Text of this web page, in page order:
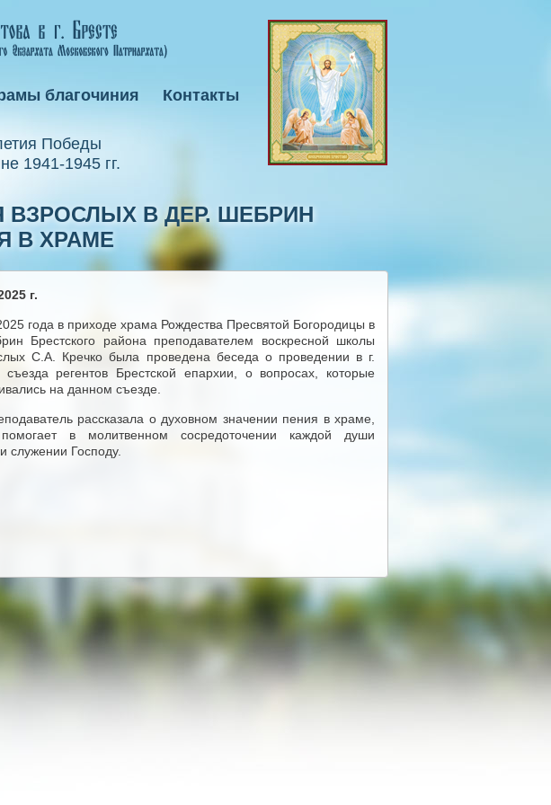
Победы
1941-1945 гг.
благочиния Контакты
В ДЕР. ШЕБРИН
В ХРАМЕ
г.
года в приходе храма Рождества Пресвятой Богородицы в
Брестского района преподавателем воскресной школы
С.А. Кречко была проведена беседа о проведении в г.
регентов Брестской епархии, о вопросах, которые
на данном съезде.
рассказала о духовном значении пения в храме,
в молитвенном сосредоточении каждой души
служении Господу.